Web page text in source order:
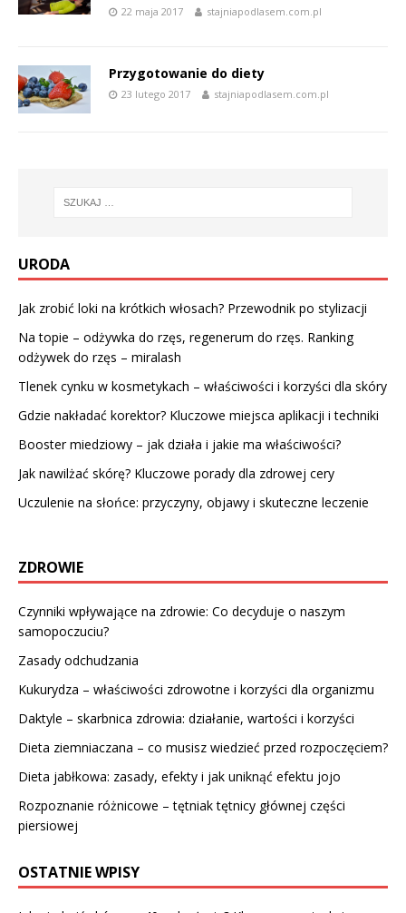
22 maja 2017 stajniapodlasem.com.pl
Przygotowanie do diety
23 lutego 2017 stajniapodlasem.com.pl
URODA
Jak zrobić loki na krótkich włosach? Przewodnik po stylizacji
Na topie – odżywka do rzęs, regenerum do rzęs. Ranking
odżywek do rzęs – miralash
Tlenek cynku w kosmetykach – właściwości i korzyści dla skóry
Gdzie nakładać korektor? Kluczowe miejsca aplikacji i techniki
Booster miedziowy – jak działa i jakie ma właściwości?
Jak nawilżać skórę? Kluczowe porady dla zdrowej cery
Uczulenie na słońce: przyczyny, objawy i skuteczne leczenie
ZDROWIE
Czynniki wpływające na zdrowie: Co decyduje o naszym
samopoczuciu?
Zasady odchudzania
Kukurydza – właściwości zdrowotne i korzyści dla organizmu
Daktyle – skarbnica zdrowia: działanie, wartości i korzyści
Dieta ziemniaczana – co musisz wiedzieć przed rozpoczęciem?
Dieta jabłkowa: zasady, efekty i jak uniknąć efektu jojo
Rozpoznanie różnicowe – tętniak tętnicy głównej części
piersiowej
OSTATNIE WPISY